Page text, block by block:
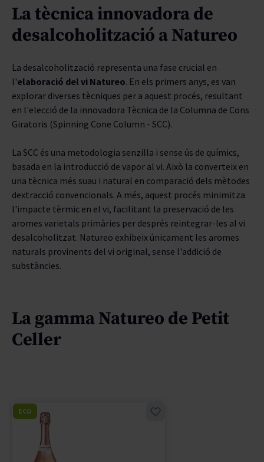
La tècnica innovadora de
desalcoholització a Natureo
La desalcoholització representa una fase crucial en
l'elaboració del vi Natureo. En els primers anys, es van
explorar diverses tècniques per a aquest procés, resultant
en l'elecció de la innovadora Tècnica de la Columna de Cons
Giratoris (Spinning Cone Column - SCC).
La SCC és una metodologia senzilla i sense ús de químics,
basada en la introducció de vapor al vi. Això la converteix en
una tècnica més suau i natural en comparació dels mètodes
dextracció convencionals. A més, aquest procés minimitza
l'impacte tèrmic en el vi, facilitant la preservació de les
aromes varietals primàries per després reintegrar-les al vi
desalcoholitzat. Natureo exhibeix únicament les aromes
naturals provinents del vi original, sense l'addició de
substàncies.
La gamma Natureo de Petit
Celler
ECO